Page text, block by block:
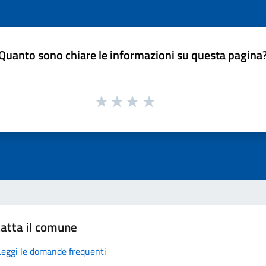
sono chiare le informazioni su questa
il comune
le domande frequenti